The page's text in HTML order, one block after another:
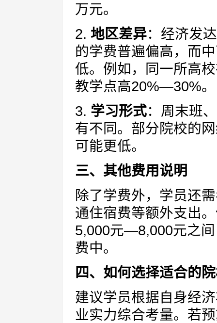
万元。
2. 地区差异：经济发
的学费普遍偏高，而
低。例如，同一所高
教学点高20%—30%。
3. 学习形式：周末班
有不同。部分院校的
可能更低。
三、其他费用说明
除了学费外，学员还
通住宿费等额外支出
5,000元—8,000元之
费中。
四、如何选择适合的
建议学员根据自身经
业实力综合考量。若